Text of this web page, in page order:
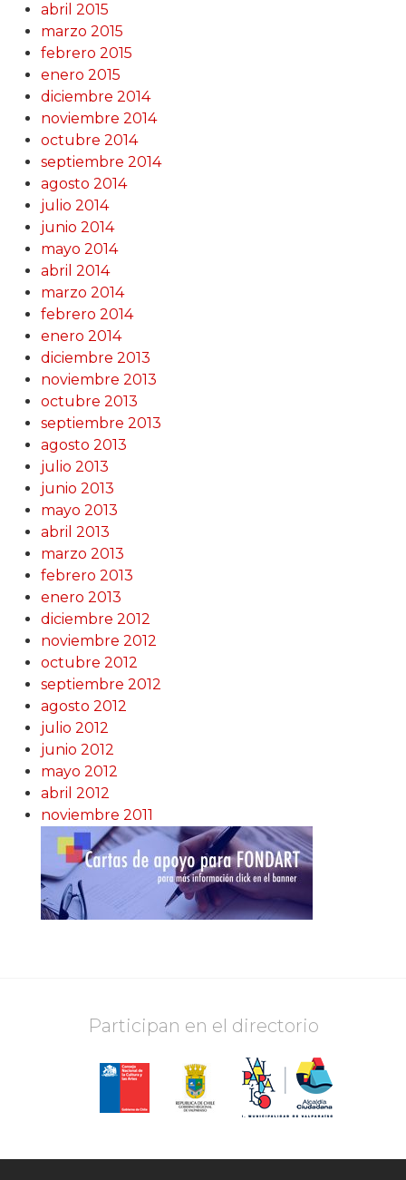
abril 2015
marzo 2015
febrero 2015
enero 2015
diciembre 2014
noviembre 2014
octubre 2014
septiembre 2014
agosto 2014
julio 2014
junio 2014
mayo 2014
abril 2014
marzo 2014
febrero 2014
enero 2014
diciembre 2013
noviembre 2013
octubre 2013
septiembre 2013
agosto 2013
julio 2013
junio 2013
mayo 2013
abril 2013
marzo 2013
febrero 2013
enero 2013
diciembre 2012
noviembre 2012
octubre 2012
septiembre 2012
agosto 2012
julio 2012
junio 2012
mayo 2012
abril 2012
noviembre 2011
Participan en el directorio